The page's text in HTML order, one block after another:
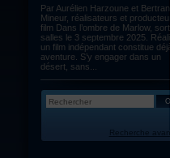
Par Aurélien Harzoune et Bertrand
Mineur, réalisateurs et
film Dans l’ombre de Marlow,
salles le 3 septembre 2025.
un film indépendant constitue
aventure. S’y engager dans un
désert, sans...
Recherche